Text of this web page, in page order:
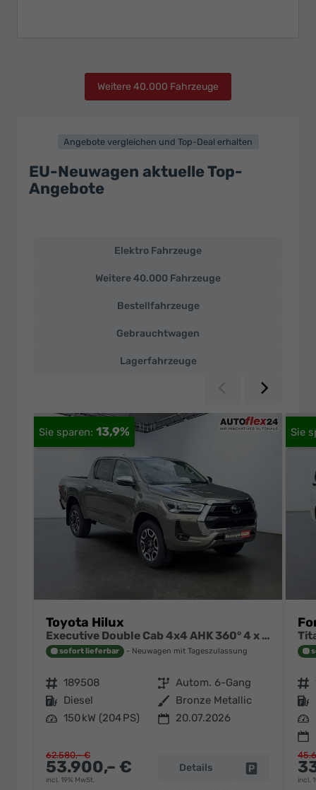
Weitere 40.000 Fahrzeuge
Angebote vergleichen und Top-Deal erhalten
EU-Neuwagen aktuelle Top-
Angebote
Neuwagen
Elektro Fahrzeuge
Weitere 40.000 Fahrzeuge
Bestellfahrzeuge
Gebrauchtwagen
Lagerfahrzeuge
Zurück
13,9%
Toyota Hilux
Executive Double Cab 4x4 AHK 360° 4 x Sitzheizung 18 Zoll
sofort lieferbar Neuwagen mit Tageszulassung
Fahrzeugnr. 189508 Getriebe Autom. 6-Gang
Kraftstoff Diesel Außenfarbe Bronze Metallic
Leistung 150 kW (204 PS) 20.07.2026
53.900,– €
incl. 19% MwSt.
62.580,– €
Details Fahrzeug
Fahrzeugnr.
Kraftstoff
Leistung
incl.